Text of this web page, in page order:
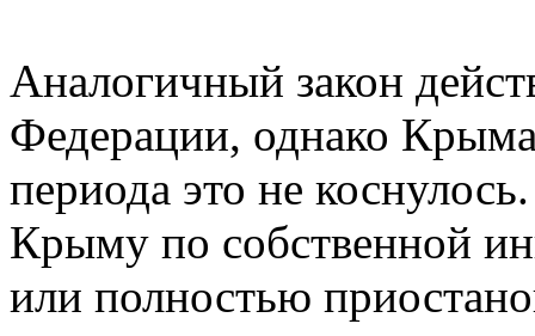
Аналогичный закон
Федерации, однако
периода это не
Крыму по собственной
или полностью